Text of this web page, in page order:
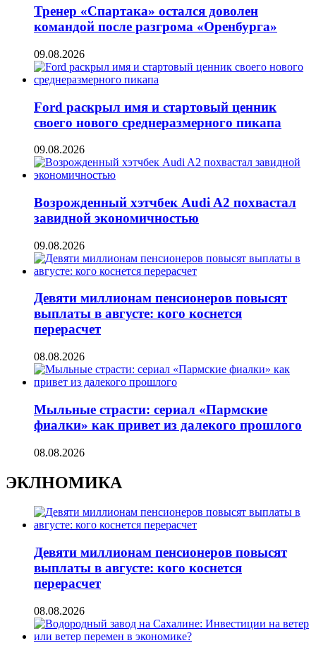
Тренер «Спартака» остался доволен
командой после разгрома «Оренбурга»
09.08.2026
Ford раскрыл имя и стартовый ценник
своего нового среднеразмерного пикапа
09.08.2026
Возрожденный хэтчбек Audi A2 похвастал
завидной экономичностью
09.08.2026
Девяти миллионам пенсионеров повысят
выплаты в августе: кого коснется
перерасчет
08.08.2026
Мыльные страсти: сериал «Пармские
фиалки» как привет из далекого прошлого
08.08.2026
ЭКЛНОМИКА
Девяти миллионам пенсионеров повысят
выплаты в августе: кого коснется
перерасчет
08.08.2026